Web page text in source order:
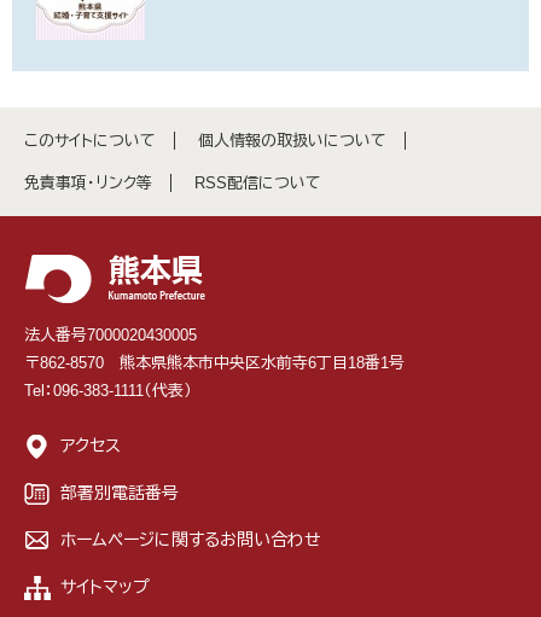
このサイトについて 個人情報の取扱いについて
免責事項・リンク等 RSS配信について
法人番号7000020430005
〒862-8570 熊本県熊本市中央区水前寺6丁目18番1号
Tel：096-383-1111（代表）
アクセス
部署別電話番号
ホームページに関するお問い合わせ
サイトマップ